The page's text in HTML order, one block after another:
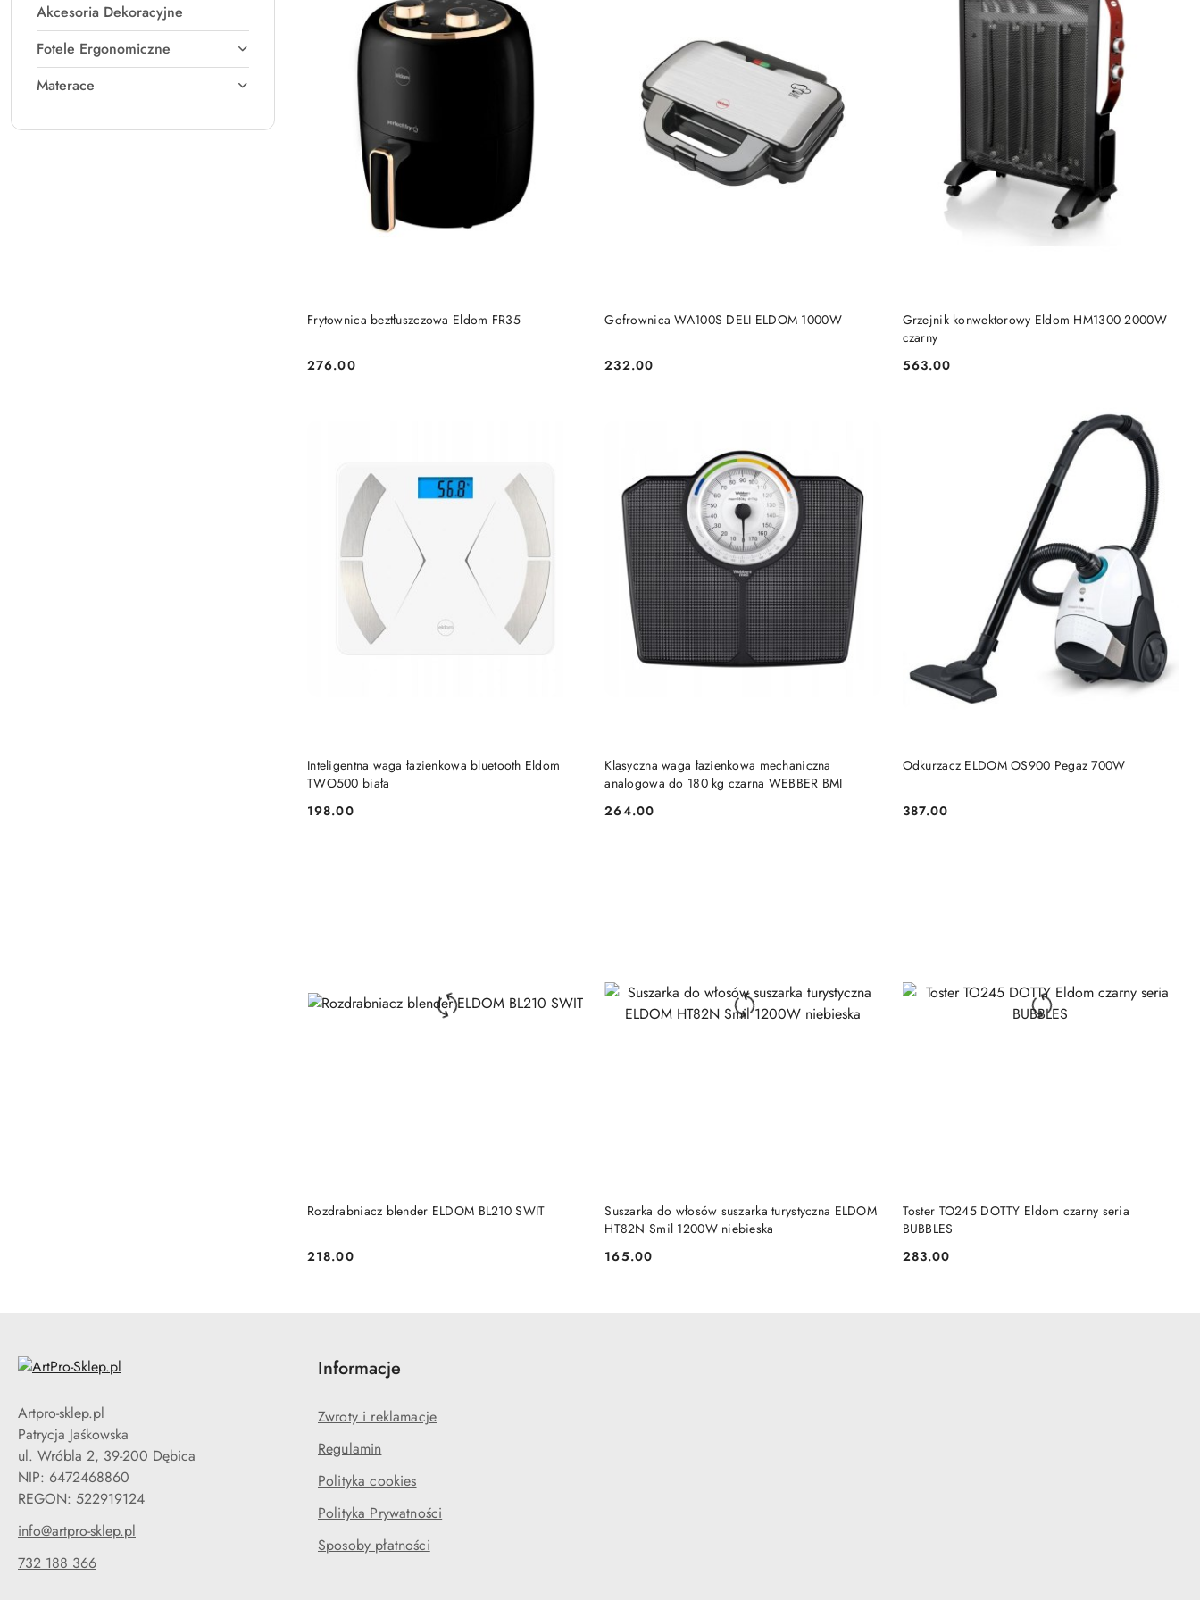
Akcesoria Dekoracyjne
Fotele Ergonomiczne
Materace
Frytownica beztłuszczowa Eldom FR35
Cena:
276.00
DO KOSZYKA Gofrownica WA100S DELI ELDOM 1000W
Cena:
232.00
DO KOSZYKA
Grzejnik konwektorowy Eldom HM1300 2000W
czarny
Cena:
563.00
DO KOSZYKA
Inteligentna waga łazienkowa bluetooth Eldom
TWO500 biała
Cena:
198.00
DO KOSZYKA
Klasyczna waga łazienkowa mechaniczna
analogowa do 180 kg czarna WEBBER BMI
Cena:
264.00
DO KOSZYKA Odkurzacz ELDOM OS900 Pegaz 700W
Cena:
387.00
DO KOSZYKA
Rozdrabniacz blender ELDOM BL210 SWIT
Cena:
218.00
DO KOSZYKA
Suszarka do włosów suszarka turystyczna ELDOM
HT82N Smil 1200W niebieska
Cena:
165.00
DO KOSZYKA
Toster TO245 DOTTY Eldom czarny seria
BUBBLES
Cena:
283.00
DO KOSZYKA
Artpro-sklep.pl
Patrycja Jaśkowska
ul. Wróbla 2, 39-200 Dębica
NIP: 6472468860
info@artpro-sklep.pl
732 188 366
Informacje
Zwroty i reklamacje
Regulamin
Polityka cookies
Polityka Prywatności
Sposoby płatności